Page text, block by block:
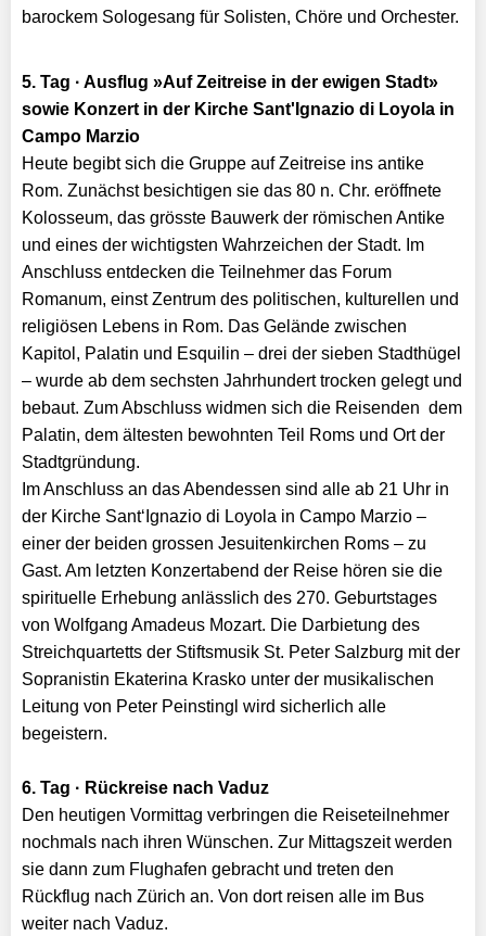
barockem Sologesang für Solisten, Chöre und Orchester.
5. Tag · Ausflug »Auf Zeitreise in der ewigen Stadt»
sowie Konzert in der Kirche Sant'Ignazio di Loyola in
Campo Marzio
Heute begibt sich die Gruppe auf Zeitreise ins antike
Rom. Zunächst besichtigen sie das 80 n. Chr. eröffnete
Kolosseum, das grösste Bauwerk der römischen Antike
und eines der wichtigsten Wahrzeichen der Stadt. Im
Anschluss entdecken die Teilnehmer das Forum
Romanum, einst Zentrum des politischen, kulturellen und
religiösen Lebens in Rom. Das Gelände zwischen
Kapitol, Palatin und Esquilin – drei der sieben Stadthügel
– wurde ab dem sechsten Jahrhundert trocken gelegt und
bebaut. Zum Abschluss widmen sich die Reisenden dem
Palatin, dem ältesten bewohnten Teil Roms und Ort der
Stadtgründung.
Im Anschluss an das Abendessen sind alle ab 21 Uhr in
der Kirche Sant‘Ignazio di Loyola in Campo Marzio –
einer der beiden grossen Jesuitenkirchen Roms – zu
Gast. Am letzten Konzertabend der Reise hören sie die
spirituelle Erhebung anlässlich des 270. Geburtstages
von Wolfgang Amadeus Mozart. Die Darbietung des
Streichquartetts der Stiftsmusik St. Peter Salzburg mit der
Sopranistin Ekaterina Krasko unter der musikalischen
Leitung von Peter Peinstingl wird sicherlich alle
begeistern.
6. Tag · Rückreise nach Vaduz
Den heutigen Vormittag verbringen die Reiseteilnehmer
nochmals nach ihren Wünschen. Zur Mittagszeit werden
sie dann zum Flughafen gebracht und treten den
Rückflug nach Zürich an. Von dort reisen alle im Bus
weiter nach Vaduz.